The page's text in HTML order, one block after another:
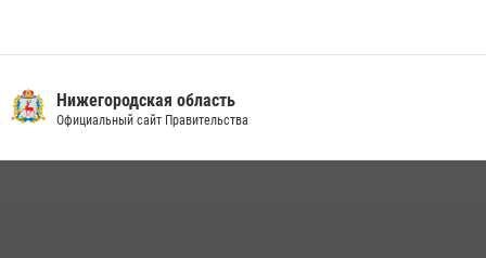
Суперкубка России в Нижнем Новгороде
20 июля 2026, 13:55 2
Нижегородская область
Официальный сайт Правительства